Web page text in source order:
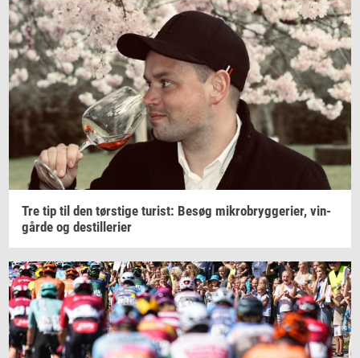
Tre tip til den tørsti­ge turist: Besøg mi­kro­bryg­ge­ri­er, vin­
går­de og destil­le­ri­er